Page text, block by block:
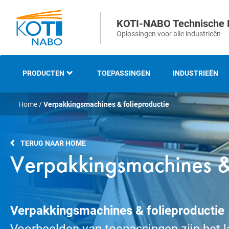
KOTI-NABO
Oplossingen voor alle industrieën
PRODUCTEN
INDUSTRIËLE EN
STRIP- EN
AFDICHTINGSBORSTELS
VEEG- EN
ONKRUIDBORSTELS
TOEPASSINGEN INDUSTRIEËN
Home /Verpakkingsmachines & folieproductie
TERUG NAAR HOME
Verpakkingsmachines
Verpakkingsmachines & folieproductie